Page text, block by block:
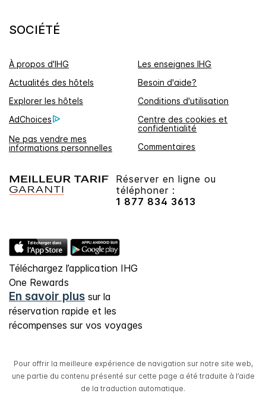
SOCIÉTÉ
À propos d'IHG
Les enseignes IHG
Actualités des hôtels
Besoin d'aide?
Explorer les hôtels
Conditions d'utilisation
AdChoices
Centre des cookies et
confidentialité
Ne pas vendre mes
informations personnelles
Commentaires
Réserver en ligne ou
téléphoner :
1 877 834 3613
Téléchargez l’application IHG
One Rewards
En savoir plus sur la
réservation rapide et les
récompenses sur vos voyages
Pour offrir la meilleure expérience de navigation sur notre site web,
une partie du contenu présenté sur cette page a été traduite à l’aide
de la traduction automatique.